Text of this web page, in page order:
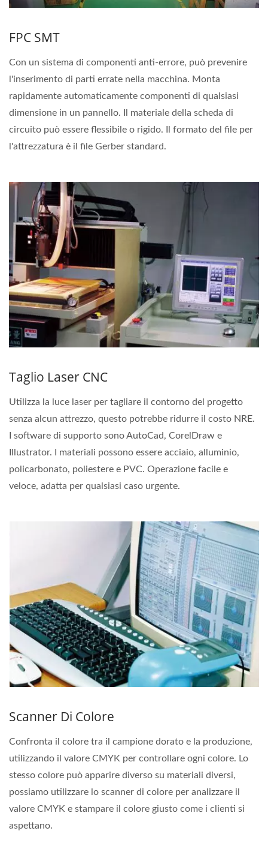
FPC SMT
Con un sistema di componenti anti-errore, può prevenire
l'inserimento di parti errate nella macchina. Monta
rapidamente automaticamente componenti di qualsiasi
dimensione in un pannello. Il materiale della scheda di
circuito può essere flessibile o rigido. Il formato del file per
l'attrezzatura è il file Gerber standard.
Taglio Laser CNC
Utilizza la luce laser per tagliare il contorno del progetto
senza alcun attrezzo, questo potrebbe ridurre il costo NRE.
I software di supporto sono AutoCad, CorelDraw e
Illustrator. I materiali possono essere acciaio, alluminio,
policarbonato, poliestere e PVC. Operazione facile e
veloce, adatta per qualsiasi caso urgente.
Scanner Di Colore
Confronta il colore tra il campione dorato e la produzione,
utilizzando il valore CMYK per controllare ogni colore. Lo
stesso colore può apparire diverso su materiali diversi,
possiamo utilizzare lo scanner di colore per analizzare il
valore CMYK e stampare il colore giusto come i clienti si
aspettano.